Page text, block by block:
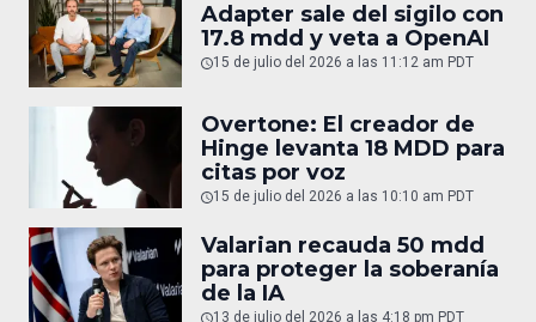
Adapter sale del sigilo con
17.8 mdd y veta a OpenAI
15 de julio del 2026 a las 11:12 am PDT
Overtone: El creador de
Hinge levanta 18 MDD para
citas por voz
15 de julio del 2026 a las 10:10 am PDT
Valarian recauda 50 mdd
para proteger la soberanía
de la IA
13 de julio del 2026 a las 4:18 pm PDT